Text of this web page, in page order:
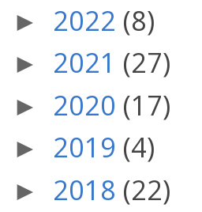
► 2022 (8)
► 2021 (27)
► 2020 (17)
► 2019 (4)
► 2018 (22)